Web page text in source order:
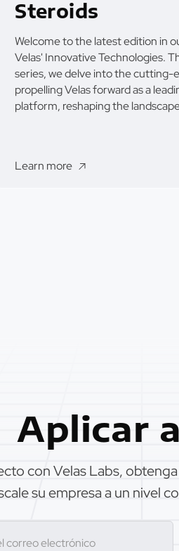
Steroids
Welcome to the latest edition in
Velas' Innovative Technologies.
series, we delve into the cutting-
propelling Velas forward as a
platform, reshaping the
Learn more
Aplicar
con Velas Labs,
su empresa a un nivel